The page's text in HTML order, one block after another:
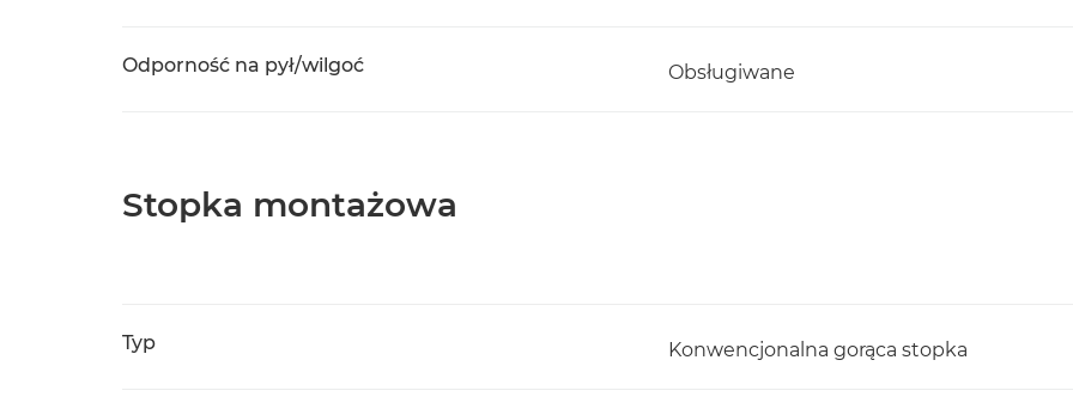
Odporność na pył/wilgoć Obsługiwane
Stopka montażowa
Typ Konwencjonalna gorąca stopka